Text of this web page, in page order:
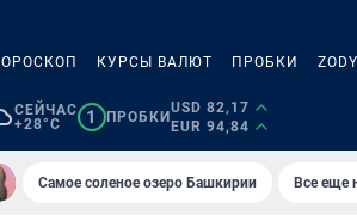
КУРСЫ ВАЛЮТ ПРОБКИ ZODY
СЕЙЧАС
+28°C
1 ПРОБКИ
USD 82,17
EUR 94,84
Самое соленое озеро Башкирии Все еще